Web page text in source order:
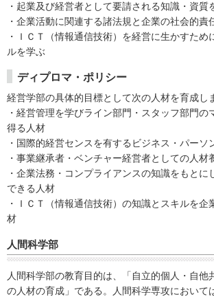
・起業及び経営者として要請される知識・資質
・企業活動に関連する諸法規と企業の社会的責
・ＩＣＴ（情報通信技術）を経営に生かすため
ルを学ぶ
ディプロマ・ポリシー
経営学部の具体的目標として次の人材を育成し
・経営管理を学びライン部門・スタッフ部門の
得る人材
・国際的経営センスを有するビジネス・パーソ
・事業継承者・ベンチャー経営者としての人材
・企業法務・コンプライアンスの知識をもとに
できる人材
・ＩＣＴ（情報通信技術）の知識とスキルを企
材
人間科学部
人間科学部の教育目的は、「自立的個人・自他
の人材の育成」である。人間科学専攻において